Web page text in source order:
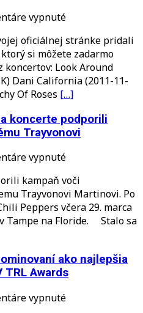
slovenskými
titulkami)
vypnuténa
Hot
Chili
Peppers
–
album
európskeho
turné
oficiálnej stránke pridali
si môžete zadarmo
Look Around
Dani California (2011-11-
Of Roses […]
koncerte podporili
Trayvonovi
vypnuténa
Hot
Chili
Peppers
na
kampaň
voči
kampaň voči
Trayvonovi Martinovi. Po
Peppers včera 29. marca
Tampe na Floride. Stalo sa
ako najlepšia
TRL Awards
vypnuténa